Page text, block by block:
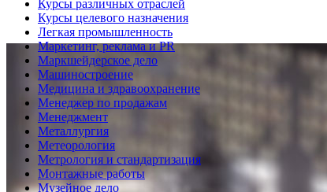
Курсы различных отраслей
Курсы целевого назначения
Легкая промышленность
Маркетинг, реклама и PR
Маркшейдерское дело
Машиностроение
Медицина и здравоохранение
Менеджер по продажам
Менеджмент
Металлургия
Метеорология
Метрология и стандартизация
Монтажные работы
Музейное дело